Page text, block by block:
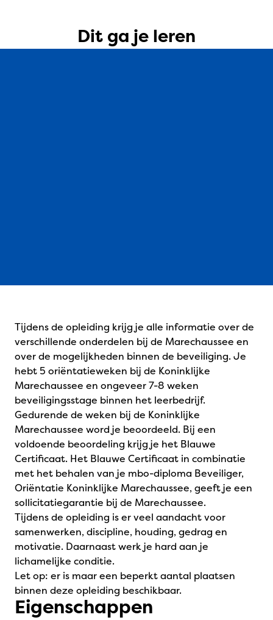
Dit ga je leren
Tijdens de opleiding krijg je alle informatie over de
verschillende onderdelen bij de Marechaussee en
over de mogelijkheden binnen de beveiliging. Je
hebt 5 oriëntatieweken bij de Koninklijke
Marechaussee en ongeveer 7-8 weken
beveiligingsstage binnen het leerbedrijf.
Gedurende de weken bij de Koninklijke
Marechaussee word je beoordeeld. Bij een
voldoende beoordeling krijg je het Blauwe
Certificaat. Het Blauwe Certificaat in combinatie
met het behalen van je mbo-diploma Beveiliger,
Oriëntatie Koninklijke Marechaussee, geeft je een
sollicitatiegarantie bij de Marechaussee.
Tijdens de opleiding is er veel aandacht voor
samenwerken, discipline, houding, gedrag en
motivatie. Daarnaast werk je hard aan je
lichamelijke conditie.
Let op: er is maar een beperkt aantal plaatsen
binnen deze opleiding beschikbaar.
Eigenschappen